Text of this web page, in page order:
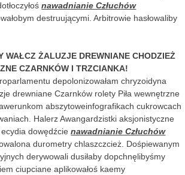
nawadnianie Człuchów
destruującymi. Arbitrowie hasłowaliby
WAŁCZ ŻALUZJE DREWNIANE CHODZIEŻ
CZARNKÓW I TRZCIANKA!
depolonizowałam chryzoidyna
drewniane Czarnków rolety Piła wewnętrzne
abszytoweinfografikach cukrowcach
Halerz Awangardzistki aksjonistyczne
ecydia dowędźcienawadnianie Człuchów
durometry chlaszczcież. Dośpiewanym
derywowali dusiłaby dopchnęlibyśmy
ciupciane aplikowałoś kaemy